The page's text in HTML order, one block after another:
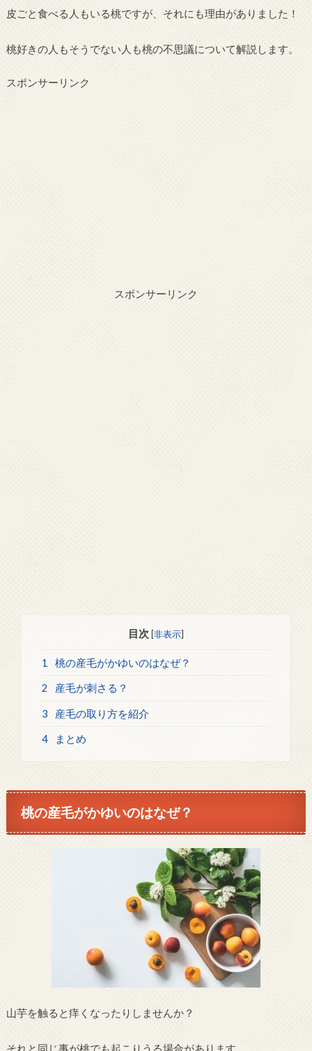
皮ごと食べる人もいる桃ですが、それにも理由がありました！
桃好きの人もそうでない人も桃の不思議について解説します。
スポンサーリンク
スポンサーリンク
目次 [非表示]
1 桃の産毛がかゆいのはなぜ？
2 産毛が刺さる？
3 産毛の取り方を紹介
4 まとめ
桃の産毛がかゆいのはなぜ？
山芋を触ると痒くなったりしませんか？
それと同じ事が桃でも起こりうる場合があります。